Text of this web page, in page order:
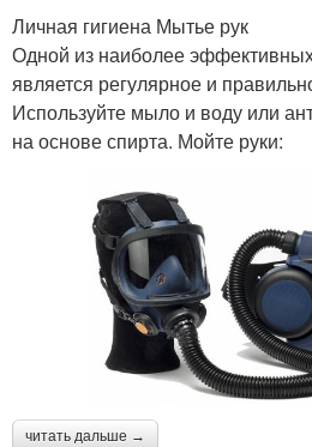
Личная гигиена Мытье рук
Одной из наиболее
является регулярное и
Используйте мыло и воду или
на основе спирта. Мойте руки:
читать дальше →